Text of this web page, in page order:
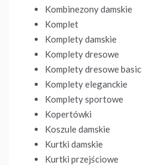
Kombinezony damskie
Komplet
Komplety damskie
Komplety dresowe
Komplety dresowe basic
Komplety eleganckie
Komplety sportowe
Kopertówki
Koszule damskie
Kurtki damskie
Kurtki przejściowe